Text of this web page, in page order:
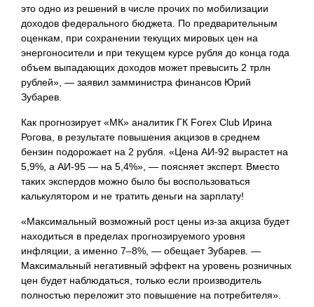
это одно из решений в числе прочих по мобилизации
доходов федерального бюджета. По предварительным
оценкам, при сохранении текущих мировых цен на
энергоносители и при текущем курсе рубля до конца года
объем выпадающих доходов может превысить 2 трлн
рублей», — заявил замминистра финансов Юрий
Зубарев.
Как прогнозирует «МК» аналитик ГК Forex Club Ирина
Рогова, в результате повышения акцизов в среднем
бензин подорожает на 2 рубля. «Цена АИ-92 вырастет на
5,9%, а АИ-95 — на 5,4%», — поясняет эксперт. Вместо
таких экспердов можно было бы воспользоваться
калькулятором и не тратить деньги на зарплату!
«Максимальный возможный рост цены из-за акциза будет
находиться в пределах прогнозируемого уровня
инфляции, а именно 7–8%, — обещает Зубарев. —
Максимальный негативный эффект на уровень розничных
цен будет наблюдаться, только если производитель
полностью переложит это повышение на потребителя».